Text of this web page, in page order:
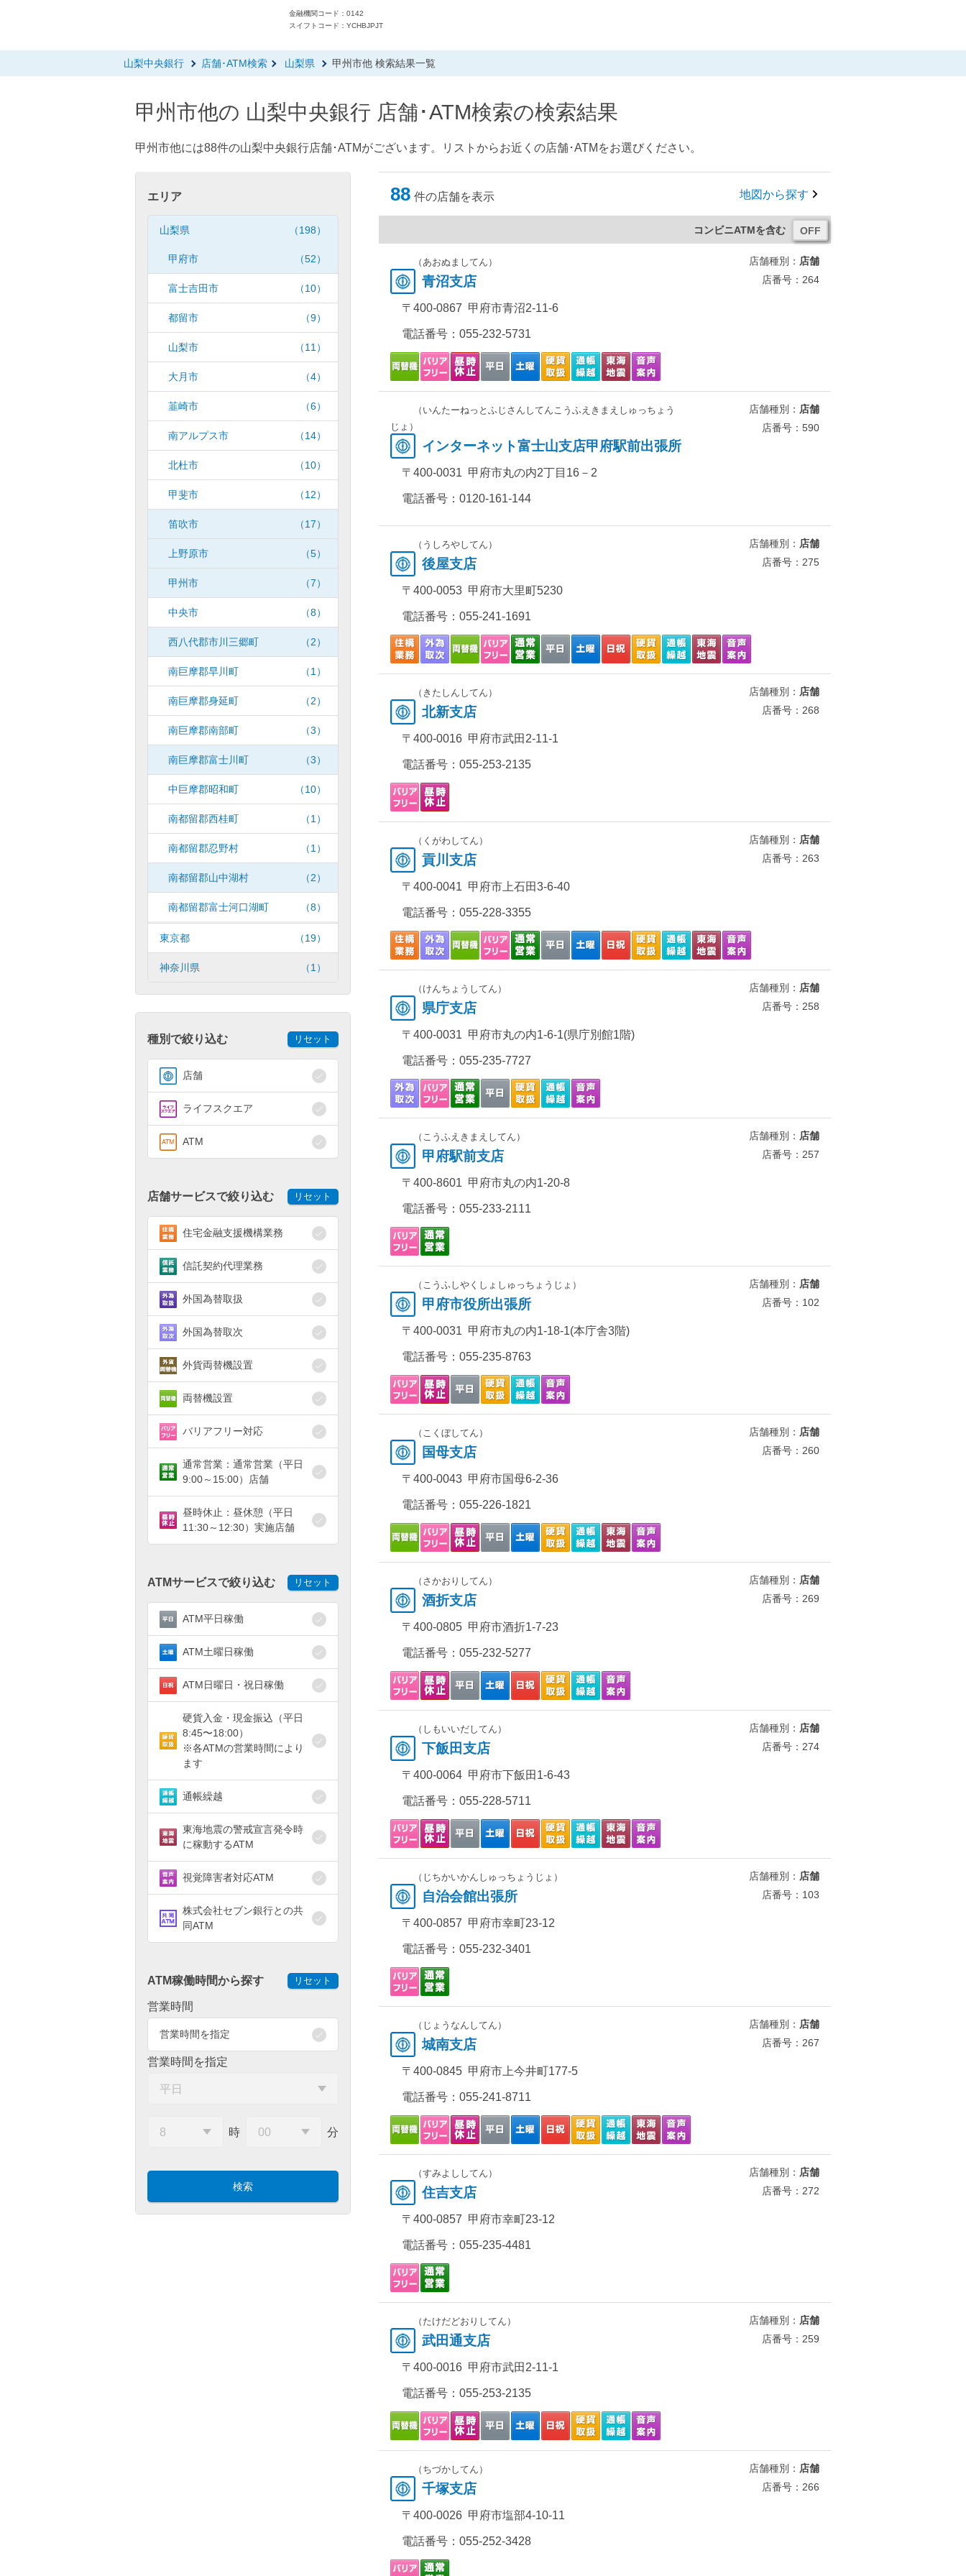
金融機関コード：0142
スイフトコード：YCHBJPJT
山梨中央銀行 店舗･ATM検索 山梨県 甲州市他 検索結果一覧
甲州市他の 山梨中央銀行 店舗･ATM検索の検索結果
甲州市他には88件の山梨中央銀行店舗･ATMがございます。リストからお近くの店舗･ATMをお選びください。
エリア
山梨県 （198）
甲府市 （52）
富士吉田市 （10）
都留市 （9）
山梨市 （11）
大月市 （4）
韮崎市 （6）
南アルプス市 （14）
北杜市 （10）
甲斐市 （12）
笛吹市 （17）
上野原市 （5）
甲州市 （7）
中央市 （8）
西八代郡市川三郷町 （2）
南巨摩郡早川町 （1）
南巨摩郡身延町 （2）
南巨摩郡南部町 （3）
南巨摩郡富士川町 （3）
中巨摩郡昭和町 （10）
南都留郡西桂町 （1）
南都留郡忍野村 （1）
南都留郡山中湖村 （2）
南都留郡富士河口湖町 （8）
東京都 （19）
神奈川県 （1）
種別で絞り込む リセット
店舗
ライフスクエア
ATM
店舗サービスで絞り込む リセット
住宅金融支援機構業務
信託契約代理業務
外国為替取扱
外国為替取次
外貨両替機設置
両替機設置
バリアフリー対応
通常営業：通常営業（平日
9:00～15:00）店舗
昼時休止：昼休憩（平日
11:30～12:30）実施店舗
ATMサービスで絞り込む リセット
ATM平日稼働
ATM土曜日稼働
ATM日曜日・祝日稼働
硬貨入金・現金振込（平日
8:45〜18:00）
※各ATMの営業時間により
ます
通帳繰越
東海地震の警戒宣言発令時
に稼動するATM
視覚障害者対応ATM
株式会社セブン銀行との共
同ATM
ATM稼働時間から探す リセット
営業時間
営業時間を指定
営業時間を指定
時 分
88 件の店舗を表示 地図から探す
コンビニATMを含む
（あおぬましてん）
青沼支店
店舗種別： 店舗
店番号：264
〒400-0867 甲府市青沼2-11-6
電話番号： 055-232-5731
（いんたーねっとふじさんしてんこうふえきまえしゅっちょう
じょ）
インターネット富士山支店甲府駅前出張所
店舗種別： 店舗
店番号：590
〒400-0031 甲府市丸の内2丁目16－2
電話番号： 0120-161-144
（うしろやしてん）
後屋支店
店舗種別： 店舗
店番号：275
〒400-0053 甲府市大里町5230
電話番号： 055-241-1691
（きたしんしてん）
北新支店
店舗種別： 店舗
店番号：268
〒400-0016 甲府市武田2-11-1
電話番号： 055-253-2135
（くがわしてん）
貢川支店
店舗種別： 店舗
店番号：263
〒400-0041 甲府市上石田3-6-40
電話番号： 055-228-3355
（けんちょうしてん）
県庁支店
店舗種別： 店舗
店番号：258
〒400-0031 甲府市丸の内1-6-1(県庁別館1階)
電話番号： 055-235-7727
（こうふえきまえしてん）
甲府駅前支店
店舗種別： 店舗
店番号：257
〒400-8601 甲府市丸の内1-20-8
電話番号： 055-233-2111
（こうふしやくしょしゅっちょうじょ）
甲府市役所出張所
店舗種別： 店舗
店番号：102
〒400-0031 甲府市丸の内1-18-1(本庁舎3階)
電話番号： 055-235-8763
（こくぼしてん）
国母支店
店舗種別： 店舗
店番号：260
〒400-0043 甲府市国母6-2-36
電話番号： 055-226-1821
（さかおりしてん）
酒折支店
店舗種別： 店舗
店番号：269
〒400-0805 甲府市酒折1-7-23
電話番号： 055-232-5277
（しもいいだしてん）
下飯田支店
店舗種別： 店舗
店番号：274
〒400-0064 甲府市下飯田1-6-43
電話番号： 055-228-5711
（じちかいかんしゅっちょうじょ）
自治会館出張所
店舗種別： 店舗
店番号：103
〒400-0857 甲府市幸町23-12
電話番号： 055-232-3401
（じょうなんしてん）
城南支店
店舗種別： 店舗
店番号：267
〒400-0845 甲府市上今井町177-5
電話番号： 055-241-8711
（すみよししてん）
住吉支店
店舗種別： 店舗
店番号：272
〒400-0857 甲府市幸町23-12
電話番号： 055-235-4481
（たけだどおりしてん）
武田通支店
店舗種別： 店舗
店番号：259
〒400-0016 甲府市武田2-11-1
電話番号： 055-253-2135
（ちづかしてん）
千塚支店
店舗種別： 店舗
店番号：266
〒400-0026 甲府市塩部4-10-11
電話番号： 055-252-3428